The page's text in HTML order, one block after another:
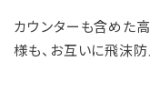
カウンターも含めた
様も、お互いに飛沫防